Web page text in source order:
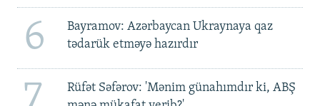
6
Bayramov: Azərbaycan Ukraynaya qaz
tədarük etməyə hazırdır
Rüfət Səfərov: 'Mənim günahımdır ki, ABŞ